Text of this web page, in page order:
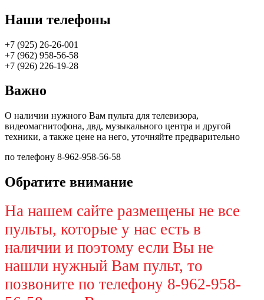
Наши телефоны
+7 (925) 26-26-001
+7 (962) 958-56-58
+7 (926) 226-19-28
Важно
О наличии нужного Вам пульта для телевизора,
видеомагнитофона, двд, музыкального центра и другой
техники, а также цене на него, уточняйте предварительно
по телефону 8-962-958-56-58
Обратите внимание
На нашем сайте размещены не все
пульты, которые у нас есть в
наличии и поэтому если Вы не
нашли нужный Вам пульт, то
позвоните по телефону 8-962-958-